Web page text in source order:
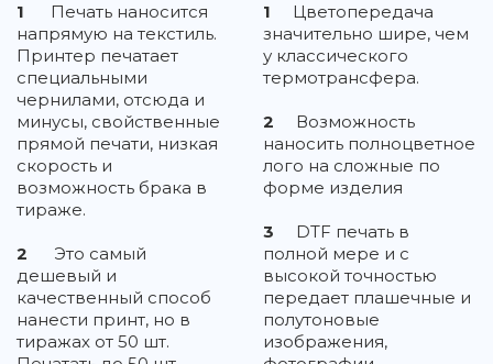
1
Печать наносится
напрямую на текстиль.
Принтер печатает
специальными
чернилами, отсюда и
минусы, свойственные
прямой печати, низкая
скорость и
возможность брака в
тираже.
2
Это самый
дешевый и
качественный способ
нанести принт, но в
тиражах от 50 шт.
1
Цветопередача
значительно шире, чем
у классического
термотрансфера.
2
Возможность
наносить полноцветное
лого на сложные по
форме изделия
3
DTF печать в
полной мере и с
высокой точностью
передает плашечные и
полутоновые
изображения,